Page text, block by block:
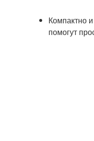
Компактно
помогут